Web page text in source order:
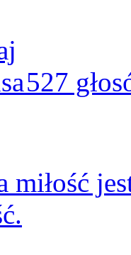
527
miłość